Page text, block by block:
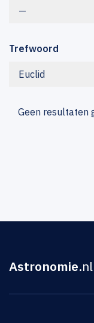
—
Trefwoord
Euclid
Geen resultaten
Astronomie.nl